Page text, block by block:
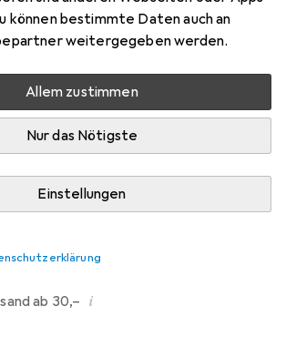
können bestimmte Daten auch an
weitergegeben werden.
Allem zustimmen
Nur das Nötigste
Einstellungen
an Lager beim Lieferanten
wenn schneller verfügbar
für genaue Lieferzeit
In den Warenkorb
ab 30,– i